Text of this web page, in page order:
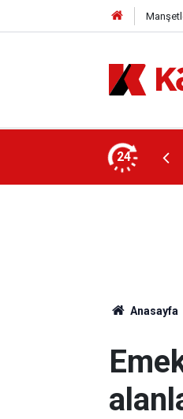
24
Alımı Yapılacak!
Anasayfa